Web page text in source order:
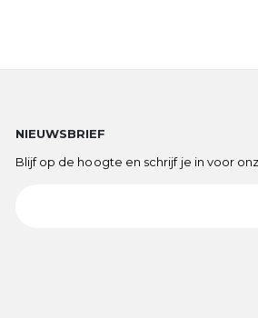
NIEUWSBRIEF
Blijf op de hoogte en schrijf je in voor